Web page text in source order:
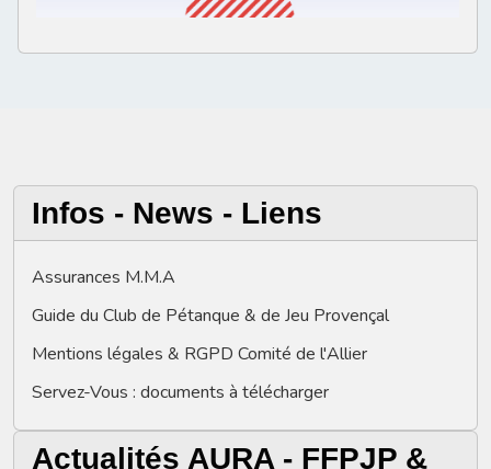
Infos - News - Liens
Assurances M.M.A
Guide du Club de Pétanque & de Jeu Provençal
Mentions légales & RGPD Comité de l'Allier
Servez-Vous : documents à télécharger
Actualités AURA - FFPJP &